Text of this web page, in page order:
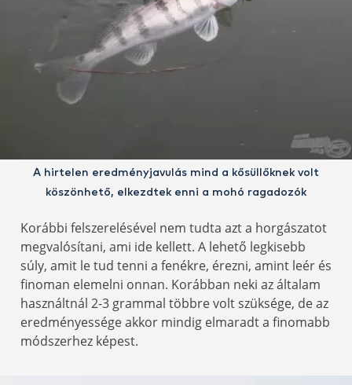
A hirtelen eredményjavulás mind a kősüllőknek volt
köszönhető, elkezdtek enni a mohó ragadozók
Korábbi felszerelésével nem tudta azt a horgászatot
megvalósítani, ami ide kellett. A lehető legkisebb
súly, amit le tud tenni a fenékre, érezni, amint leér és
finoman elemelni onnan. Korábban neki az általam
használtnál 2-3 grammal többre volt szüksége, de az
eredményessége akkor mindig elmaradt a finomabb
módszerhez képest.